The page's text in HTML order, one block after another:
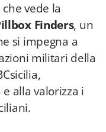
vede la
Finders, un
si impegna a
militari della
alla valorizza i